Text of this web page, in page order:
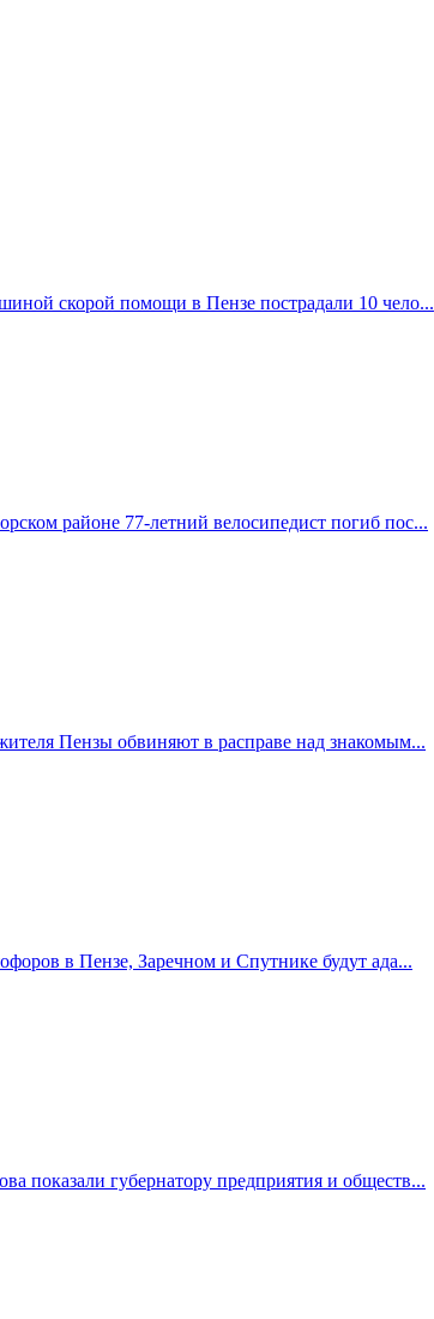
скорой помощи в Пензе пострадали 10 чело...
районе 77-летний велосипедист погиб пос...
Пензы обвиняют в расправе над знакомым...
в Пензе, Заречном и Спутнике будут ада...
показали губернатору предприятия и обществ...